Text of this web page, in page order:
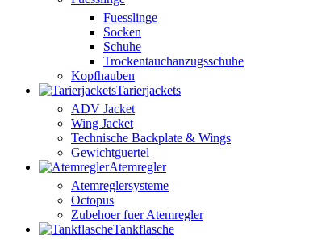
Fuesslinge
Socken
Schuhe
Trockentauchanzugsschuhe
Kopfhauben
Tarierjackets
ADV Jacket
Wing Jacket
Technische Backplate & Wings
Gewichtguertel
Atemregler
Atemreglersysteme
Octopus
Zubehoer fuer Atemregler
Tankflasche